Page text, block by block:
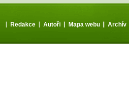
| Redakce | Autoři | Mapa webu | Archív